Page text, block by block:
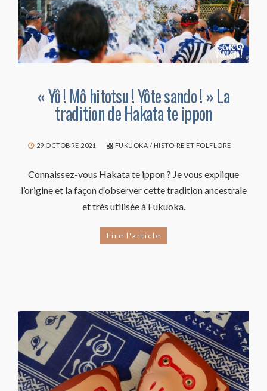
« Yô ! Mô hitotsu ! Yôte sando ! » La
tradition de Hakata te ippon
29 OCTOBRE 2021 FUKUOKA / HISTOIRE ET FOLFLORE
Connaissez-vous Hakata te ippon ? Je vous explique
l’origine et la façon d’observer cette tradition ancestrale
et très utilisée à Fukuoka.
Lire l'article